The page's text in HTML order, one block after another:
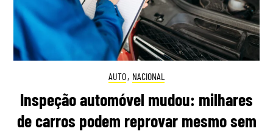
AUTO, NACIONAL
Inspeção automóvel mudou: milhares
de carros podem reprovar mesmo sem